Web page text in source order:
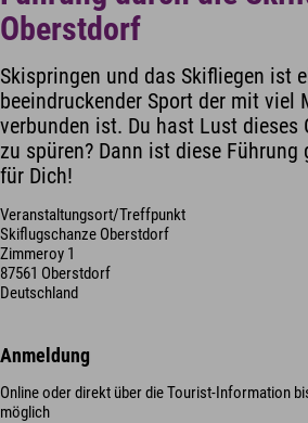
Oberstdorf
Skispringen und das Skifliegen ist
beeindruckender Sport der mit viel
verbunden ist. Du hast Lust dieses
zu spüren? Dann ist diese Führung
für Dich!
Veranstaltungsort/Treffpunkt
Skiflugschanze Oberstdorf
Zimmeroy 1
87561 Oberstdorf
Deutschland
Anmeldung
Online oder direkt über die Tourist-Information
möglich